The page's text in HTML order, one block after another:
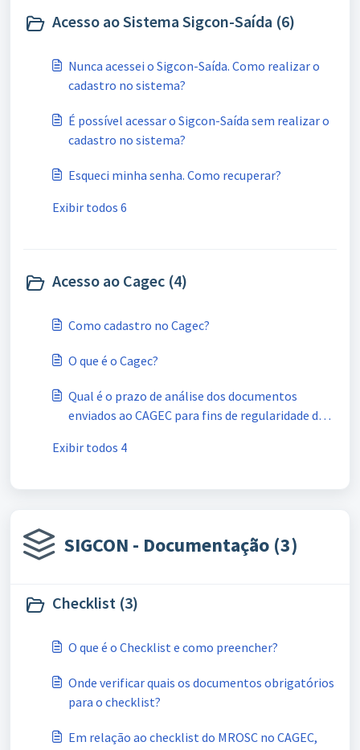
Acesso ao Sistema Sigcon-Saída (6)
Nunca acessei o Sigcon-Saída. Como realizar o
cadastro no sistema?
É possível acessar o Sigcon-Saída sem realizar o
cadastro no sistema?
Esqueci minha senha. Como recuperar?
Exibir todos 6
Acesso ao Cagec (4)
Como cadastro no Cagec?
O que é o Cagec?
Qual é o prazo de análise dos documentos
enviados ao CAGEC para fins de regularidade do
Exibir todos 4
SIGCON - Documentação (3)
Checklist (3)
O que é o Checklist e como preencher?
Onde verificar quais os documentos obrigatórios
para o checklist?
Em relação ao checklist do MROSC no CAGEC,